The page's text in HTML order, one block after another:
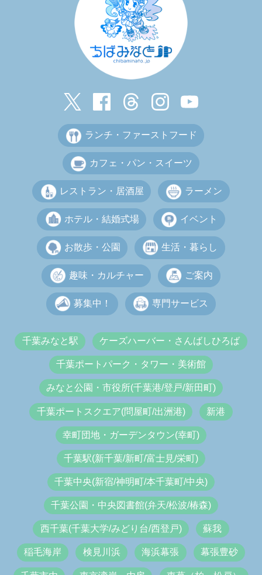
ランチ・ファーストフード
カフェ・パン・スイーツ
レストラン・居酒屋 ラーメン
ホテル・結婚式場 イベント
お散歩・公園 生活・暮らし
趣味・カルチャー ご案内
募集中！ 専門サービス
千葉みなと駅 ケーズハーバー・さんばしひろば
千葉ポートパーク・タワー・美術館
みなと公園・市役所(千葉港/登戸/新田町)
千葉ポートスクエア(問屋町/出洲港) 新港
幸町団地・ガーデンタウン(幸町)
千葉駅(新千葉/新町/富士見/栄町)
千葉中央(新宿/神明町/本千葉町/中央)
千葉公園・中央図書館(弁天/松波/椿森)
西千葉(千葉大学/みどり台/西登戸) 蘇我
稲毛海岸 検見川浜 海浜幕張 幕張豊砂